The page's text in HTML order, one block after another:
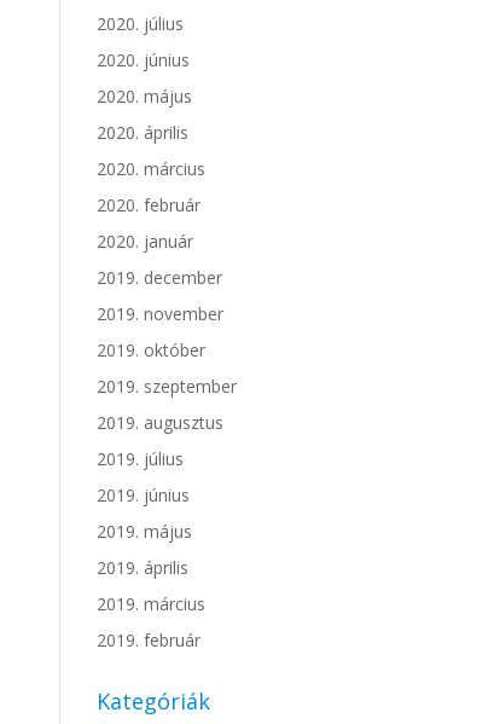
2020. július
2020. június
2020. május
2020. április
2020. március
2020. február
2020. január
2019. december
2019. november
2019. október
2019. szeptember
2019. augusztus
2019. július
2019. június
2019. május
2019. április
2019. március
2019. február
Kategóriák